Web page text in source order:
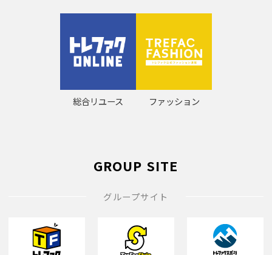
総合リユース ファッション
GROUP SITE
グループサイト